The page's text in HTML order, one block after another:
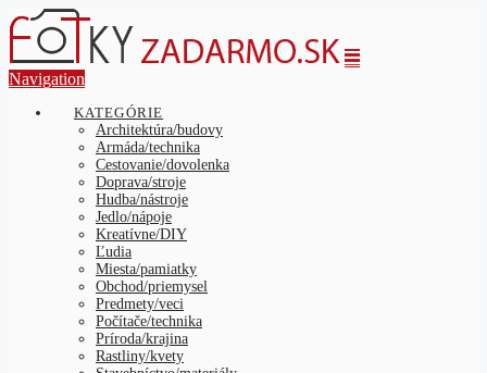
Navigation
KATEGÓRIE
Architektúra/budovy
Armáda/technika
Cestovanie/dovolenka
Doprava/stroje
Hudba/nástroje
Jedlo/nápoje
Kreatívne/DIY
Ľudia
Miesta/pamiatky
Obchod/priemysel
Predmety/veci
Počítače/technika
Príroda/krajina
Rastliny/kvety